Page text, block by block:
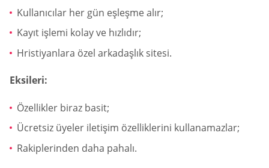
Kullanıcılar her gün eşleşme alır;
Kayıt işlemi kolay ve hızlıdır;
Hristiyanlara özel arkadaşlık sitesi.
Eksileri:
Özellikler biraz basit;
Ücretsiz üyeler iletişim özelliklerini kullanamazlar;
Rakiplerinden daha pahalı.